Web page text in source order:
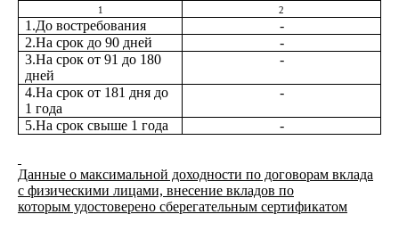
1 2
1.До востребования
-
2.На срок до 90 дней
-
3.На срок от 91 до 180
дней
-
4.На срок от 181 дня до
1 года
-
5.На срок свыше 1 года -
Данные о максимальной доходности по договорам вклада
с физическими лицами, внесение вкладов по
которым удостоверено сберегательным сертификатом